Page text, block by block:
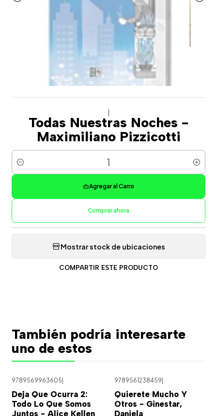
Todas Nuestras Noches -
Maximiliano Pizzicotti
Cantidad
Agregar al Carro
Comprar ahora
Mostrar stock de ubicaciones
COMPARTIR ESTE PRODUCTO
También podría interesarte
uno de estos
9789569963605
Deja Que Ocurra 2:
Todo Lo Que Somos
Juntos - Alice Kellen
9789561238459
Quierete Mucho Y
Otros - Ginestar,
Daniela